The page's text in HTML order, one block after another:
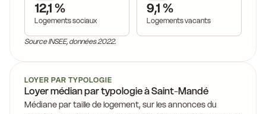
18,4 €
18,7 €
12,1 %
Logements sociaux
9,1 %
Logements vacants
Source INSEE, données 2022.
LOYER PAR TYPOLOGIE
Loyer médian par typologie à Saint-Mandé
Médiane par taille de logement, sur les annonces du